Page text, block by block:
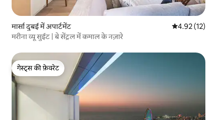
मार्सा दुबई में अपार्टमेंट औसत रेटिंग 5 में
4.92 (12)
मरीना व्यू सुईट | बे सेंट्रल में कमाल के नज़ारे
गेस्ट्स की फ़ेवरेट
गेस्ट्स की फ़ेवरेट